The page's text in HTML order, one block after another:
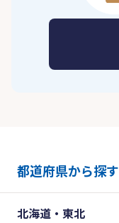
都道府県から探す
北海道・東北